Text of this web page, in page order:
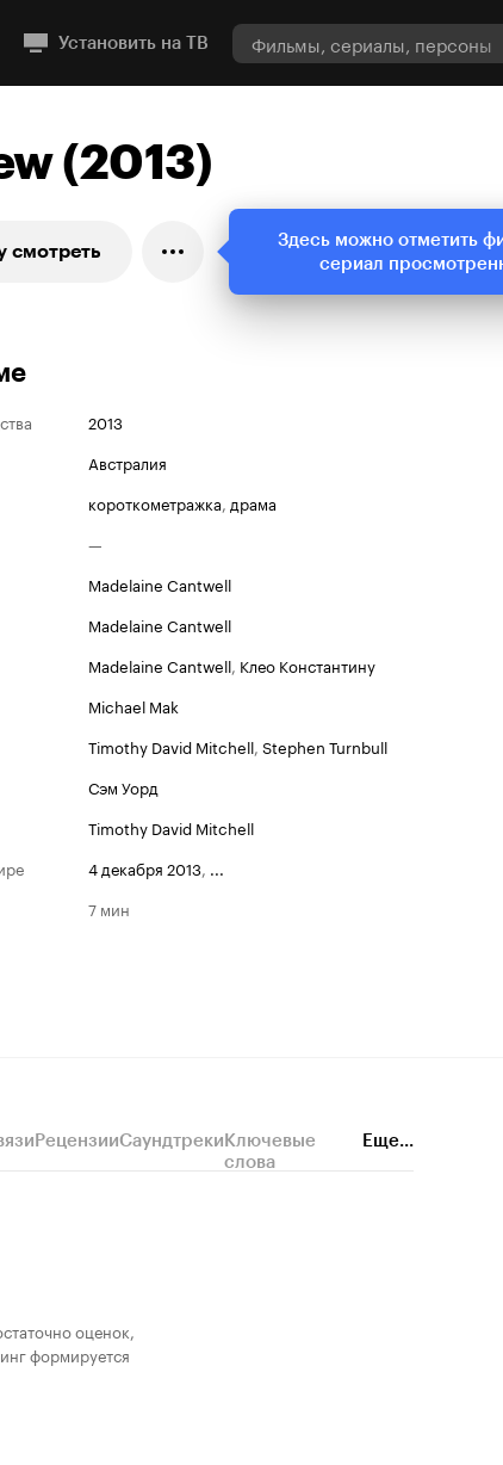
Установить на ТВ
(2013)
смотреть
2013
Австралия
короткометражка, драма
—
Madelaine Cantwell
Madelaine Cantwell
Madelaine Cantwell, Клео Константину
Michael Mak
Timothy David Mitchell, Stephen Turnbull
Сэм Уорд
Timothy David Mitchell
4 декабря 2013, ...
7 мин
РецензииСаундтрекиКлючевые
слова
Еще...
оценок,
формируется
Здесь можно отметить
сериал